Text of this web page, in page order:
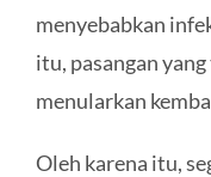
menyebabkan
itu, pasangan
menularkan
Oleh karena itu,